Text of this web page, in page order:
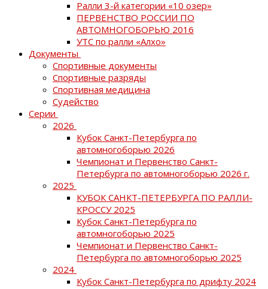
Ралли 3-й категории «10 озер»
ПЕРВЕНСТВО РОССИИ ПО
АВТОМНОГОБОРЬЮ 2016
УТС по ралли «Алхо»
Документы
Спортивные документы
Спортивные разряды
Спортивная медицина
Судейство
Серии
2026
Кубок Санкт-Петербурга по
автомногоборью 2026
Чемпионат и Первенство Санкт-
Петербурга по автомногоборью 2026 г.
2025
КУБОК САНКТ-ПЕТЕРБУРГА ПО РАЛЛИ-
КРОССУ 2025
Кубок Санкт-Петербурга по
автомногоборью 2025
Чемпионат и Первенство Санкт-
Петербурга по автомногоборью 2025
2024
Кубок Санкт-Петербурга по дрифту 2024